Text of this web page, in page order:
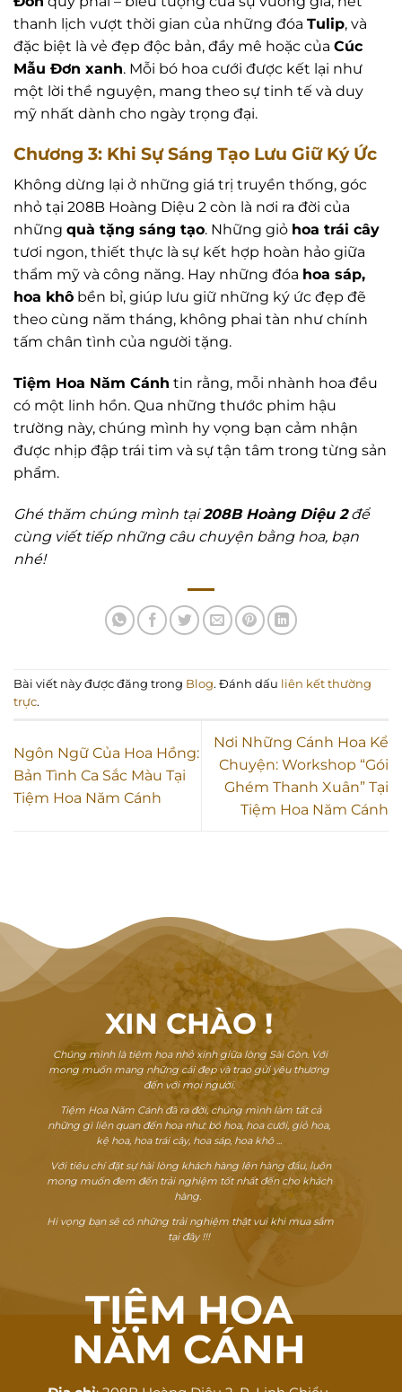
thanh lịch vượt thời gian của những đóa Tulip, và
đặc biệt là vẻ đẹp độc bản, đầy mê hoặc của Cúc
Mẫu Đơn xanh. Mỗi bó hoa cưới được kết lại như
một lời thề nguyện, mang theo sự tinh tế và duy
mỹ nhất dành cho ngày trọng đại.
Chương 3: Khi Sự Sáng Tạo Lưu Giữ Ký Ức
Không dừng lại ở những giá trị truyền thống, góc
nhỏ tại 208B Hoàng Diệu 2 còn là nơi ra đời của
những quà tặng sáng tạo. Những giỏ hoa trái cây
tươi ngon, thiết thực là sự kết hợp hoàn hảo giữa
thẩm mỹ và công năng. Hay những đóa hoa sáp,
hoa khô bền bỉ, giúp lưu giữ những ký ức đẹp đẽ
theo cùng năm tháng, không phai tàn như chính
tấm chân tình của người tặng.
Tiệm Hoa Năm Cánh tin rằng, mỗi nhành hoa đều
có một linh hồn. Qua những thước phim hậu
trường này, chúng mình hy vọng bạn cảm nhận
được nhịp đập trái tim và sự tận tâm trong từng sản
phẩm.
Ghé thăm chúng mình tại208B Hoàng Diệu 2để
cùng viết tiếp những câu chuyện bằng hoa, bạn
nhé!
Bài viết này được đăng trong Blog. Đánh dấu liên kết thường
trực.
Ngôn Ngữ Của Hoa Hồng:
Bản Tình Ca Sắc Màu Tại
Tiệm Hoa Năm Cánh
Nơi Những Cánh Hoa Kể
Chuyện: Workshop “Gói
Ghém Thanh Xuân” Tại
Tiệm Hoa Năm Cánh
XIN CHÀO!
Chúng mình là tiệm hoa nhỏ xinh giữa lòng Sài Gòn. Với
mong muốn mang những cái đẹp và trao gửi yêu thương
đến với mọi người.
Tiệm Hoa Năm Cánh đã ra đời, chúng mình làm tất cả
những gì liên quan đến hoa như: bó hoa, hoa cưới, giỏ hoa,
kệ hoa, hoa trái cây, hoa sáp, hoa khô ...
Với tiêu chí đặt sự hài lòng khách hàng lên hàng đầu, luôn
mong muốn đem đến trải nghiệm tốt nhất đến cho khách
hàng.
Hi vọng bạn sẽ có những trải nghiệm thật vui khi mua sắm
tại đây !!!
TIỆM HOA
NĂM CÁNH